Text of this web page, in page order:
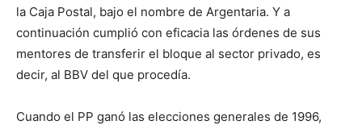
la Caja Postal, bajo el nombre de Argentaria. Y a
continuación cumplió con eficacia las órdenes de sus
mentores de transferir el bloque al sector privado, es
decir, al BBV del que procedía.
Cuando el PP ganó las elecciones generales de 1996,